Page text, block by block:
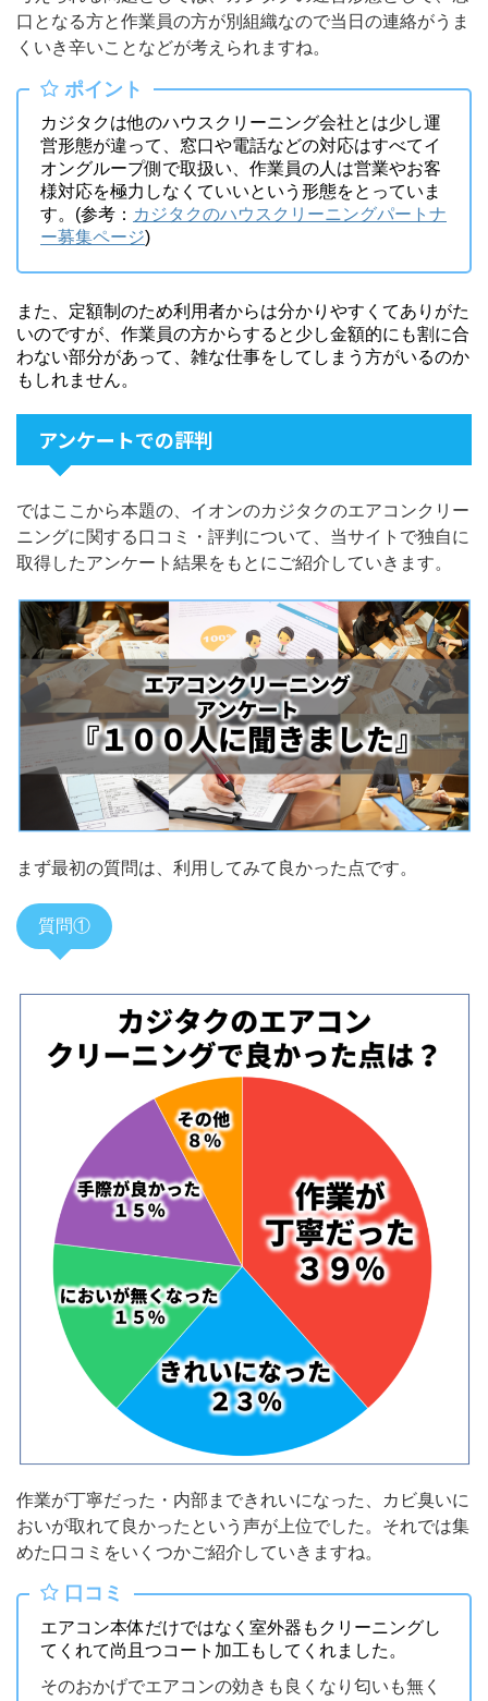
口となる方と作業員の方が別組織なので当日の連絡がうま
くいき辛いことなどが考えられますね。
ポイント
カジタクは他のハウスクリーニング会社とは少し運
営形態が違って、窓口や電話などの対応はすべてイ
オングループ側で取扱い、作業員の人は営業やお客
様対応を極力しなくていいという形態をとっていま
す。(参考： カジタクのハウスクリーニングパートナ
ー募集ページ)
また、定額制のため利用者からは分かりやすくてありがた
いのですが、作業員の方からすると少し金額的にも割に合
わない部分があって、雑な仕事をしてしまう方がいるのか
もしれません。
アンケートでの評判
ではここから本題の、イオンのカジタクのエアコンクリー
ニングに関する口コミ・評判について、当サイトで独自に
取得したアンケート結果をもとにご紹介していきます。
まず最初の質問は、利用してみて良かった点です。
質問①
作業が丁寧だった・内部まできれいになった、カビ臭いに
おいが取れて良かったという声が上位でした。それでは集
めた口コミをいくつかご紹介していきますね。
口コミ
エアコン本体だけではなく室外器もクリーニングし
てくれて尚且つコート加工もしてくれました。
そのおかげでエアコンの効きも良くなり匂いも無く